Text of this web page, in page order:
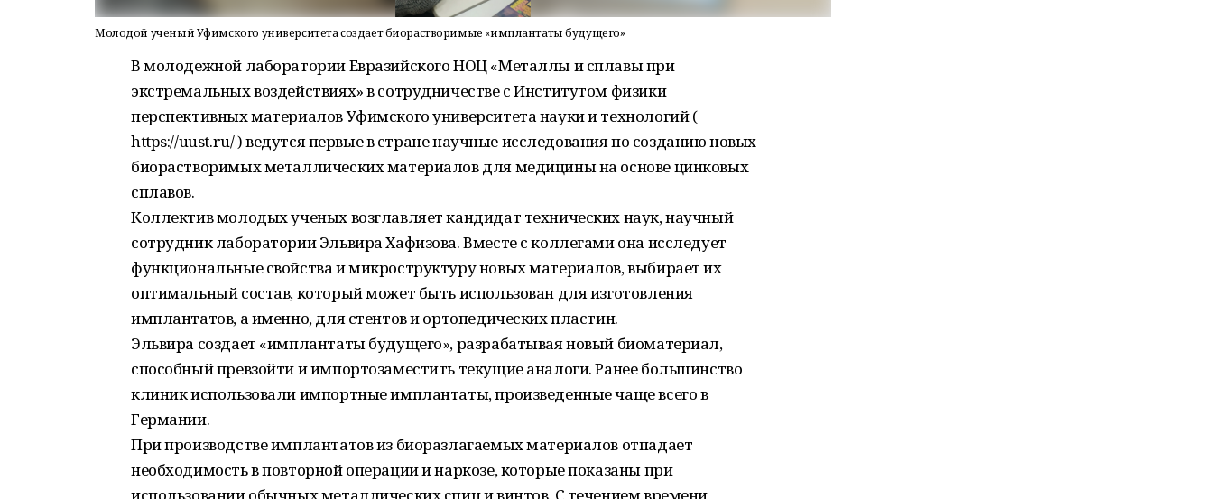
Молодой ученый Уфимского университета создает биорастворимые «имплантаты будущего»
В молодежной лаборатории Евразийского НОЦ «Металлы и сплавы при
экстремальных воздействиях» в сотрудничестве с Институтом физики
перспективных материалов Уфимского университета науки и технологий (
https://uust.ru/ ) ведутся первые в стране научные исследования по созданию новых
биорастворимых металлических материалов для медицины на основе цинковых
сплавов.
Коллектив молодых ученых возглавляет кандидат технических наук, научный
сотрудник лаборатории Эльвира Хафизова. Вместе с коллегами она исследует
функциональные свойства и микроструктуру новых материалов, выбирает их
оптимальный состав, который может быть использован для изготовления
имплантатов, а именно, для стентов и ортопедических пластин.
Эльвира создает «имплантаты будущего», разрабатывая новый биоматериал,
способный превзойти и импортозаместить текущие аналоги. Ранее большинство
клиник использовали импортные имплантаты, произведенные чаще всего в
Германии.
При производстве имплантатов из биоразлагаемых материалов отпадает
необходимость в повторной операции и наркозе, которые показаны при